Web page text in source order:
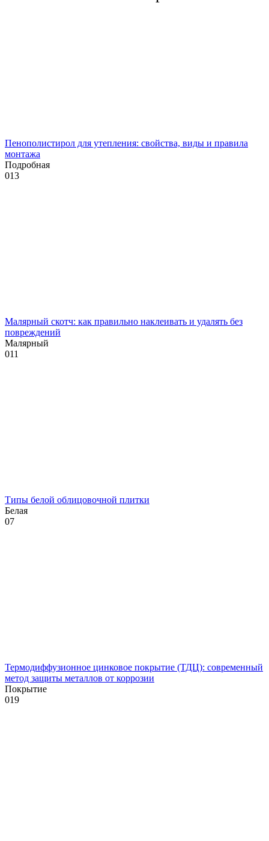
Пенополистирол для утепления: свойства, виды и правила
монтажа
Подробная
013
Малярный скотч: как правильно наклеивать и удалять без
повреждений
Малярный
011
Типы белой облицовочной плитки
Белая
07
Термодиффузионное цинковое покрытие (ТДЦ): современный
метод защиты металлов от коррозии
Покрытие
019